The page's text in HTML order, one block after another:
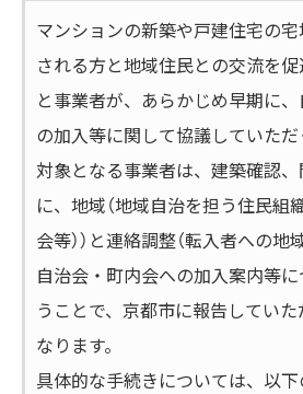
マンションの新築や戸建住宅の
される方と地域住民との交流を
と事業者が、あらかじめ早期に
の加入等に関して協議していた
対象となる事業者は、建築確認
に、地域（地域自治を担う住民組
会等））と連絡調整（転入者への
自治会・町内会への加入案内等に
うことで、京都市に報告してい
なります。
具体的な手続きについては、以